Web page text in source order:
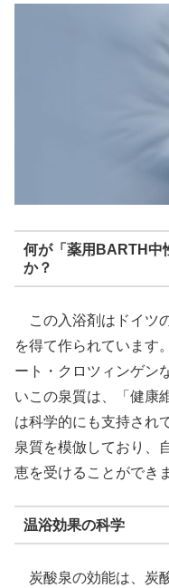
何が「薬用BARTH中
か？
この入浴剤はドイツ
を得て作られています
ート・クロツィンゲン
いこの泉質は、「健康
は科学的にも支持され
泉質を模倣しており、
恵を受けることができ
温浴効果の科学
炭酸泉の効能は、炭